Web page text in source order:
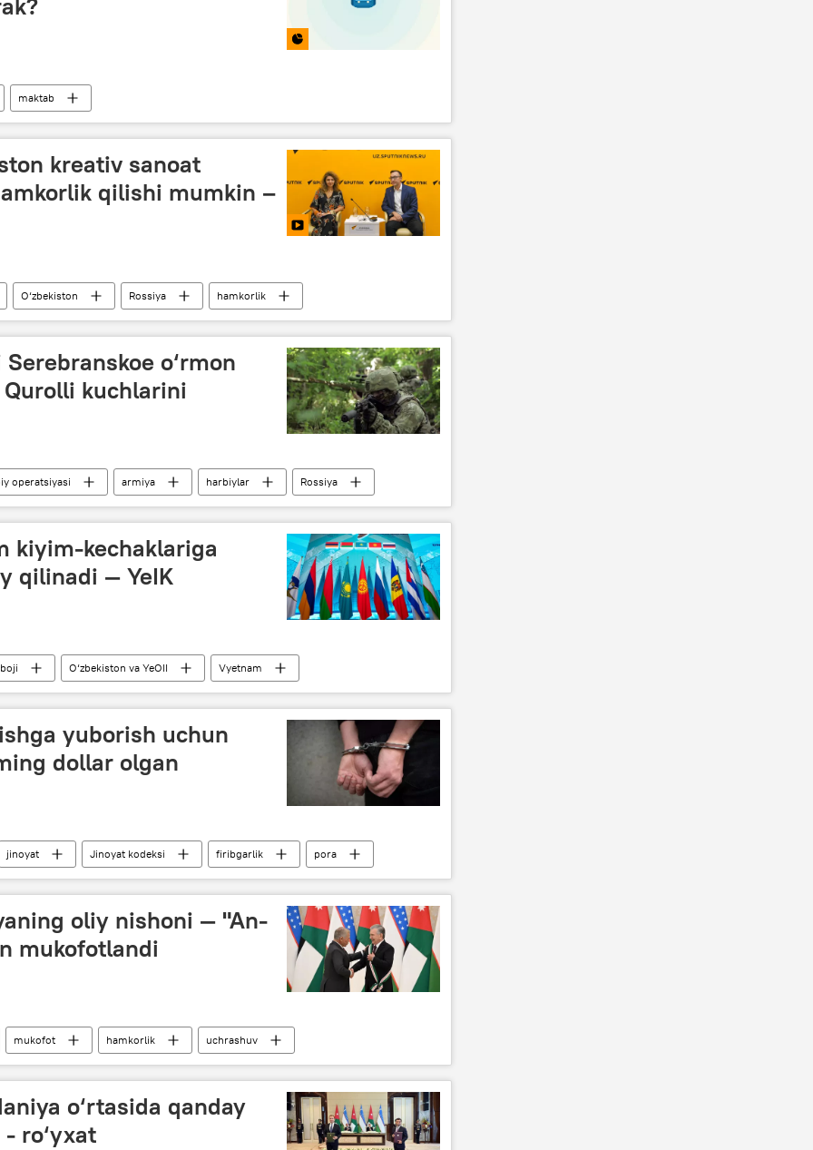
maktab
kreativ sanoat
qilishi mumkin –
O‘zbekiston Rossiya
hamkorlik
Multimedia
o‘rmon
Qurolli kuchlarini
operatsiyasi armiya harbiylar
Rossiya
(LXR)
kiyim-kechaklariga
qilinadi — YeIK
O‘zbekiston va YeOII Vyetnam
yuborish uchun
dollar olgan
jinoyat Jinoyat kodeksi firibgarlik
pora
oliy nishoni — "An-
mukofotlandi
mukofot hamkorlik
uchrashuv
o‘rtasida qanday
ro‘yxat